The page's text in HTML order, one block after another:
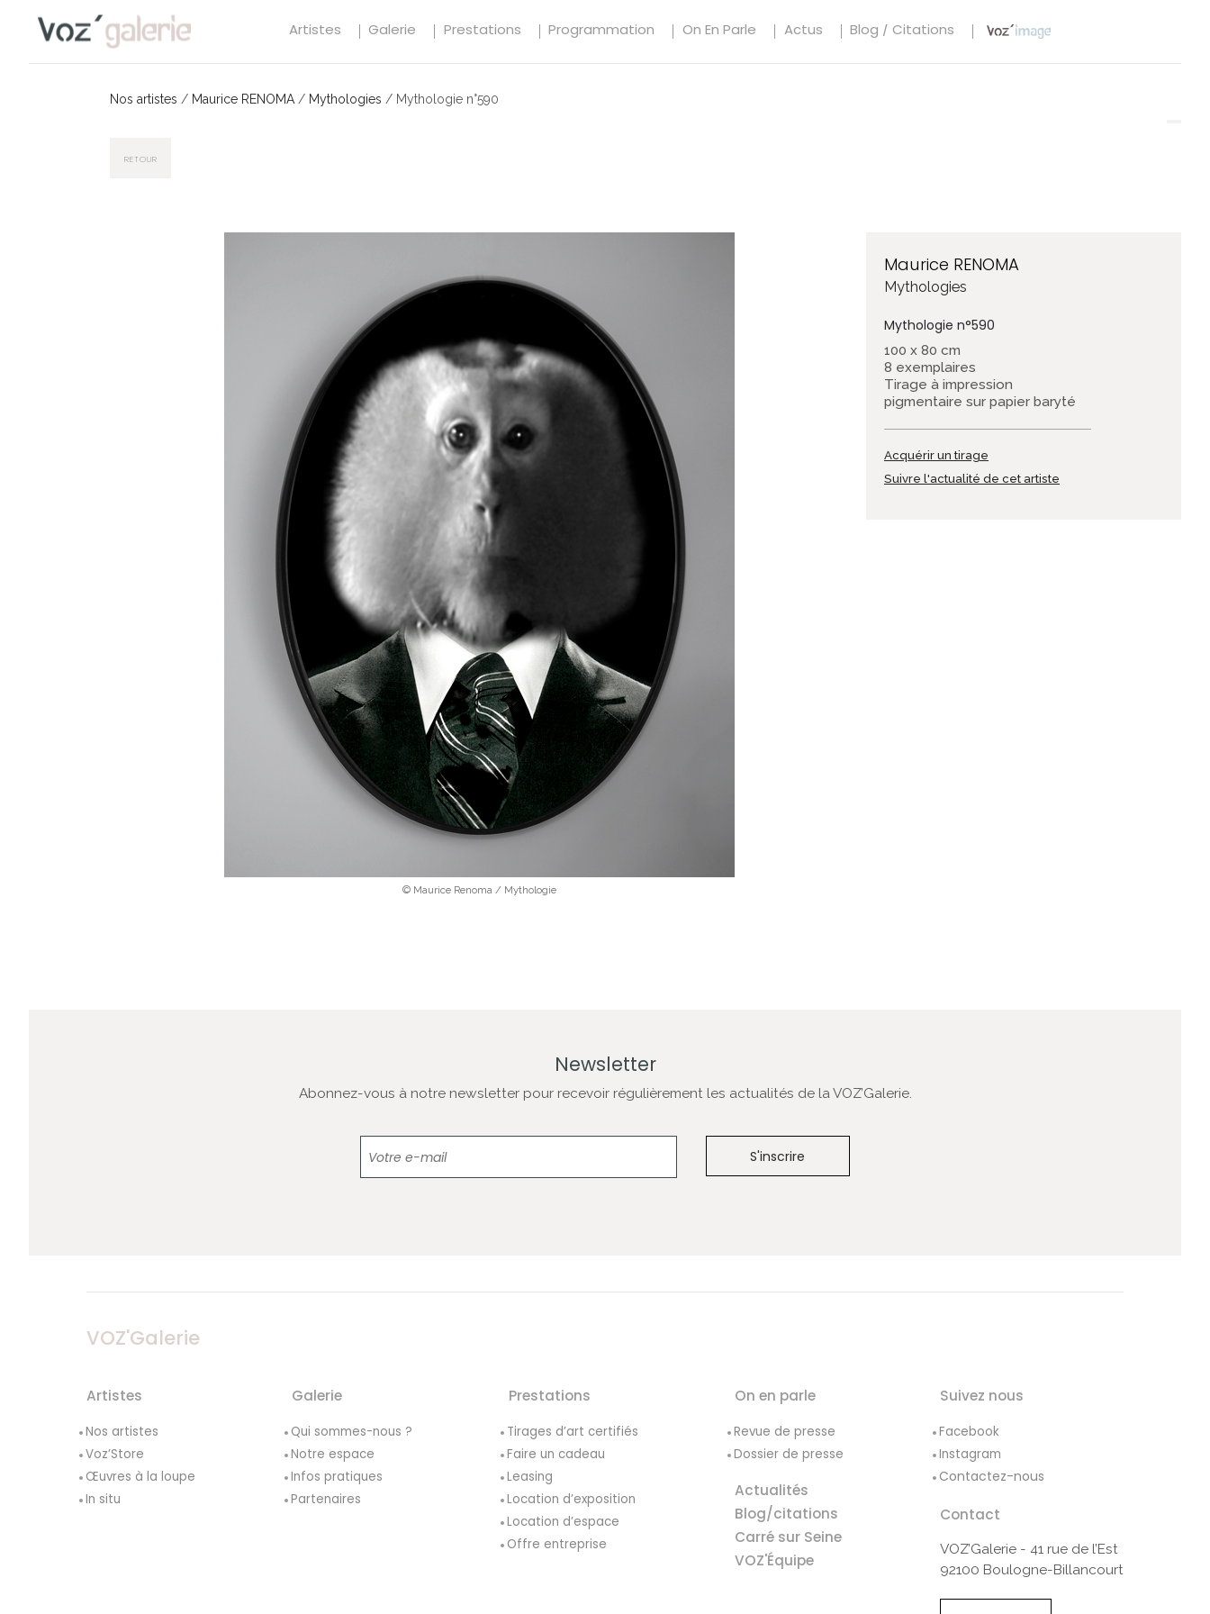
Artistes Galerie Prestations Programmation On En Parle Actus Blog / Citations
Nos artistes / Maurice RENOMA / Mythologies / Mythologie n°590
RETOUR
© Maurice Renoma / Mythologie
Maurice RENOMA
Mythologies
Mythologie n°590
100 x 80 cm
8 exemplaires
Tirage à impression
pigmentaire sur papier baryté
Acquérir un tirage
Suivre l'actualité de cet artiste
Newsletter
Abonnez-vous à notre newsletter pour recevoir régulièrement les actualités de la VOZ’Galerie.
VOZ'Galerie
Artistes
Nos artistes
Voz’Store
Œuvres à la loupe
In situ
Galerie
Qui sommes-nous ?
Notre espace
Infos pratiques
Partenaires
Prestations
Tirages d’art certifiés
Faire un cadeau
Leasing
Location d’exposition
Location d’espace
Offre entreprise
On en parle
Revue de presse
Dossier de presse
Actualités
Blog/citations
Carré sur Seine
VOZ'Équipe
Suivez nous
Facebook
Instagram
Contactez-nous
Contact
VOZ’Galerie - 41 rue de l’Est
92100 Boulogne-Billancourt